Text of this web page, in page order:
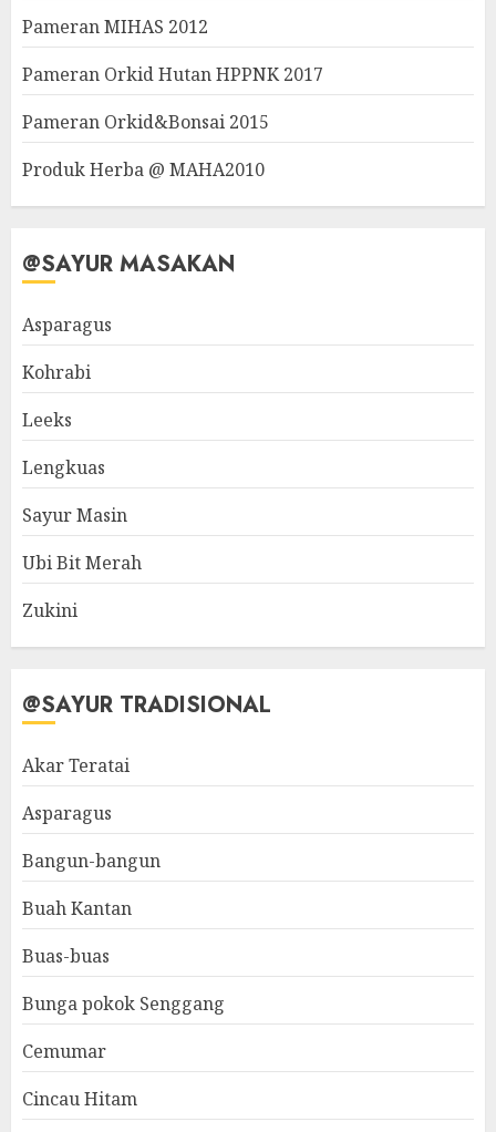
Pameran MIHAS 2012
Pameran Orkid Hutan HPPNK 2017
Pameran Orkid&Bonsai 2015
Produk Herba @ MAHA2010
@SAYUR MASAKAN
Asparagus
Kohrabi
Leeks
Lengkuas
Sayur Masin
Ubi Bit Merah
Zukini
@SAYUR TRADISIONAL
Akar Teratai
Asparagus
Bangun-bangun
Buah Kantan
Buas-buas
Bunga pokok Senggang
Cemumar
Cincau Hitam